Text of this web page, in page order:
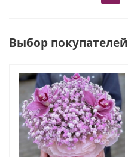
Выбор покупателей